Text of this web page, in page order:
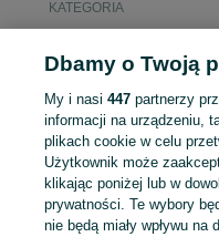
KATEGORIA
Popularne
plandeka z
Mapa kategorii
Dbamy o Twoją
My i nasi 447partnerzy
informacji na urządzeniu,
plikach cookie w celu
Użytkownik może
klikając poniżej lub w
prywatności. Te wybory
nie będą miały wpływu na